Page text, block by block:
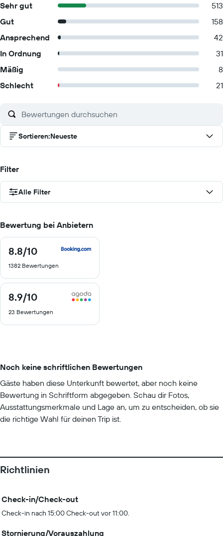
Sehr gut
513
Gut
158
Ansprechend
42
In Ordnung
31
Mäßig
8
Schlecht
21
Sortieren:Neueste
Filter
Alle Filter
Bewertung bei Anbietern
8.8/10
8.8
10
1382 Bewertungen
8.9/10
8.9
10
23 Bewertungen
Noch keine schriftlichen Bewertungen
Gäste haben diese Unterkunft bewertet, aber noch keine
Bewertung in Schriftform abgegeben. Schau dir Fotos,
Ausstattungsmerkmale und Lage an, um zu entscheiden, ob sie
die richtige Wahl für deinen Trip ist.
Richtlinien
Check-in/Check-out
Check-in nach 15:00 Check-out vor 11:00.
Stornierung/Vorauszahlung